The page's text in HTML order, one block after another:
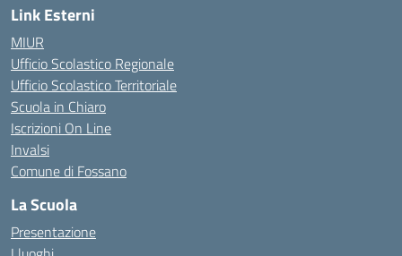
Link Esterni
MIUR
Ufficio Scolastico Regionale
Ufficio Scolastico Territoriale
Scuola in Chiaro
Iscrizioni On Line
Invalsi
Comune di Fossano
La Scuola
Presentazione